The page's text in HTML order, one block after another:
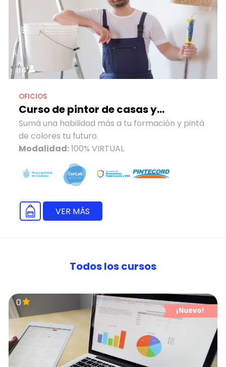
114
OFICIOS
Curso de pintor de casas y...
Sumá una habilidad más a tu formación y pintá
de colores tu futuro.
Modalidad:100% VIRTUAL
VER MÁS
Todos los cursos
0
¡Nuevo!